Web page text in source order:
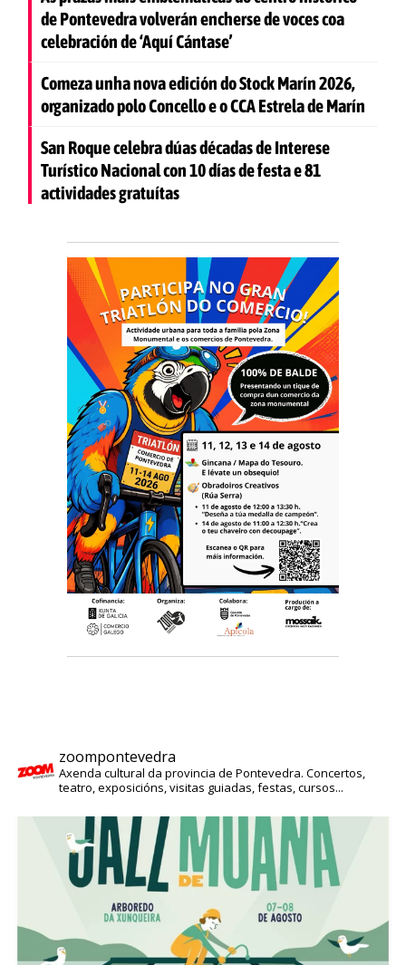
de Pontevedra volverán encherse de voces coa
celebración de ‘Aquí Cántase’
Comeza unha nova edición do Stock Marín 2026,
organizado polo Concello e o CCA Estrela de Marín
San Roque celebra dúas décadas de Interese
Turístico Nacional con 10 días de festa e 81
actividades gratuítas
zoompontevedra
Axenda cultural da provincia de Pontevedra. Concertos,
teatro, exposicións, visitas guiadas, festas, cursos...